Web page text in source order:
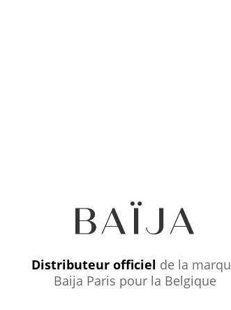
Distributeur officiel de la
Baija Paris pour la Belgique